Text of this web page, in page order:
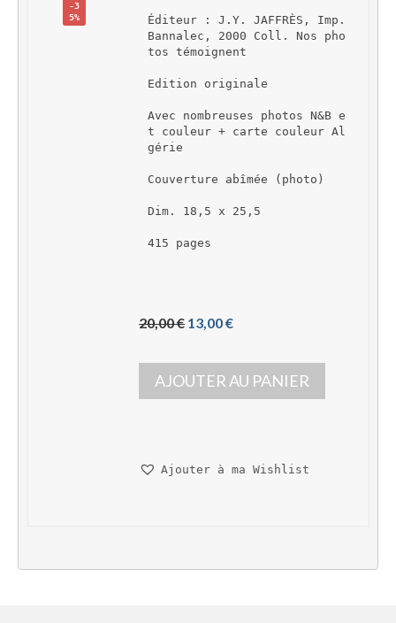
-3
5%
Éditeur : J.Y. JAFFRÈS, Imp.
Bannalec, 2000 Coll. Nos pho
tos témoignent
Edition originale
Avec nombreuses photos N&B e
t couleur + carte couleur Al
gérie
Couverture abîmée (photo)
Dim. 18,5 x 25,5
415 pages
20,00 € L
p
r
i
i
é
13,00 €L
p
r
i
t
s
AJOUTER AU PANIER
Ajouter à ma Wishlist